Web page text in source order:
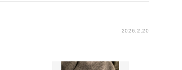
2026.2.20